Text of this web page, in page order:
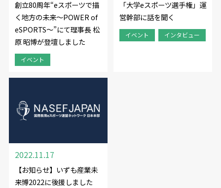
創立80周年“eスポーツで描
く地方の未来～POWER of
eSPORTS～”にて理事長 松
原 昭博が登壇しました
イベント
「大学eスポーツ選手権」運
営幹部に話を聞く
イベント インタビュー
2022.11.17
【お知らせ】いずも産業未
来博2022に後援しました